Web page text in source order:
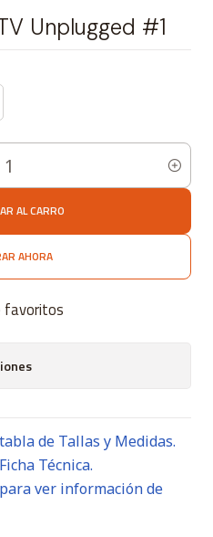
Unplugged #1
AL CARRO
AHORA
favoritos
de Tallas y Medidas.
Técnica.
ver información de